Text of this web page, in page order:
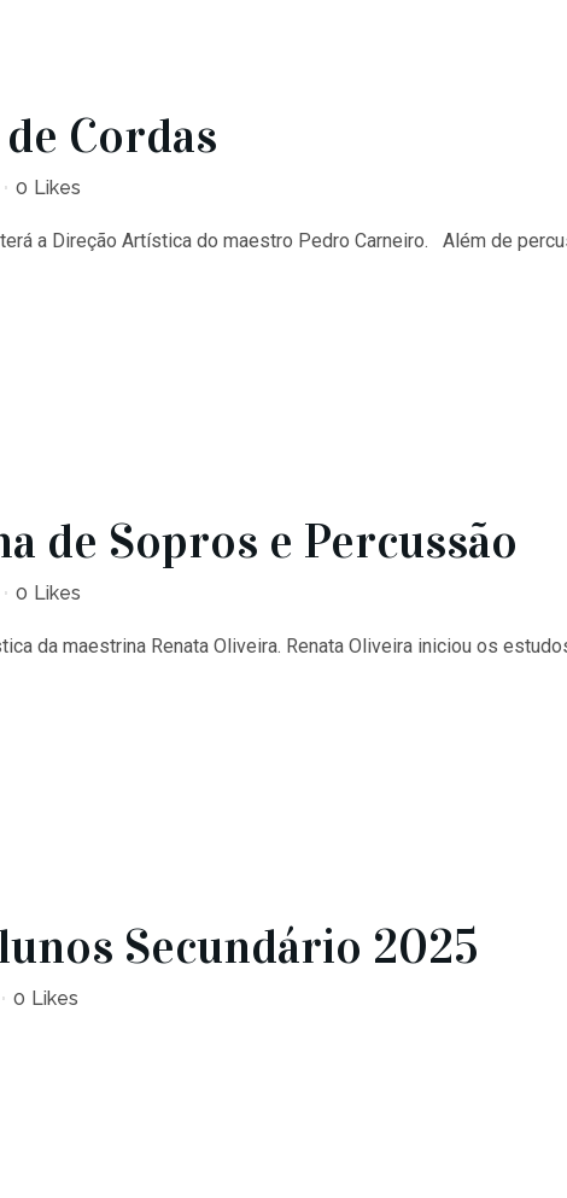
Cordas
0 Likes
a Direção Artística do maestro Pedro Carneiro. Além de
de Sopros e Percussão
0 Likes
da maestrina Renata Oliveira. Renata Oliveira iniciou os
Secundário 2025
0 Likes